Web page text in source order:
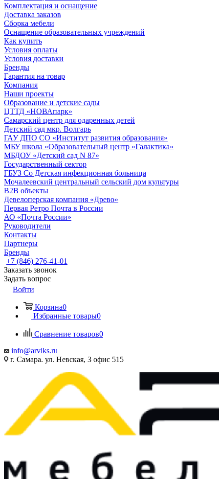
Комплектация и оснащение
Доставка заказов
Сборка мебели
Оснащение образовательных учреждений
Как купить
Условия оплаты
Условия доставки
Бренды
Гарантия на товар
Компания
Наши проекты
Образование и детские сады
ЦТТД «НОВАпарк»
Самарский центр для одаренных детей
Детский сад мкр. Волгарь
ГАУ ДПО СО «Институт развития образования»
МБУ школа «Образовательный центр «Галактика»
МБДОУ «Детский сад N 87»
Государственный сектор
ГБУЗ Со Детская инфекционная больница
Мочалеевский центральный сельский дом культуры
B2B объекты
Девелоперская компания «Древо»
Первая Ретро Почта в России
АО «Почта России»
Руководители
Контакты
Партнеры
Бренды
+7 (846) 276-41-01
Заказать звонок
Задать вопрос
Войти
Корзина0
Избранные товары0
Сравнение товаров0
info@arviks.ru
г. Самара. ул. Невская, 3 офис 515